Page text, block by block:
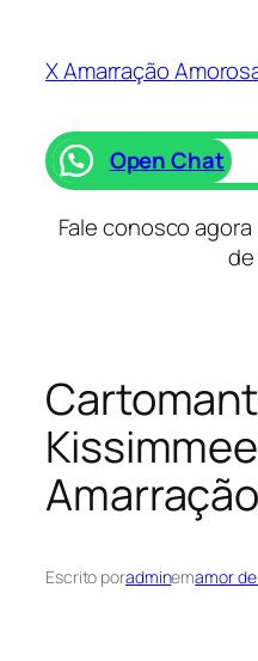
X Amarração
Open Chat
Fale conosco
Escrito poradminemamor